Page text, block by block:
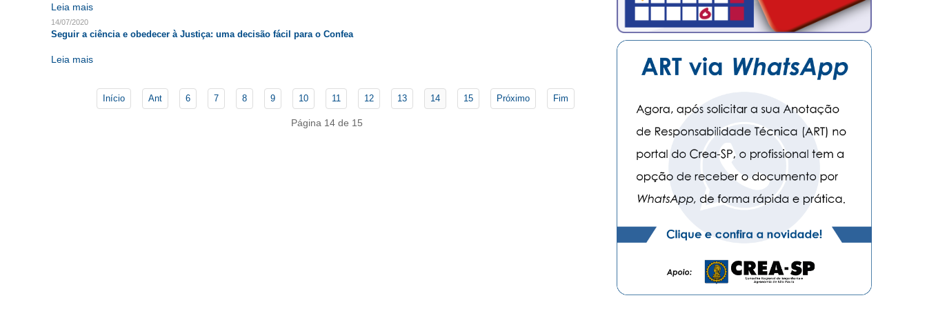
Leia mais
14/07/2020
Seguir a ciência e obedecer à Justiça: uma decisão fácil para o Confea
Leia mais
Início Ant 6 7 8 9 10 11 12 13 14 15 Próximo Fim
Página 14 de 15